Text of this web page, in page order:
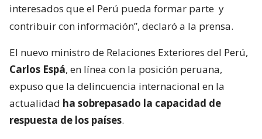
interesados que el Perú pueda formar parte y
contribuir con información”, declaró a la prensa.
El nuevo ministro de Relaciones Exteriores del Perú,
Carlos Espá, en línea con la posición peruana,
expuso que la delincuencia internacional en la
actualidad ha sobrepasado la capacidad de
respuesta de los países.